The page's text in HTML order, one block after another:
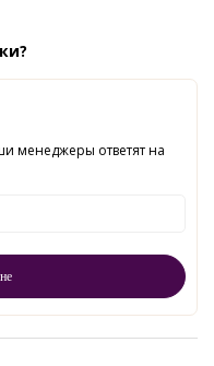
менеджеры ответят на